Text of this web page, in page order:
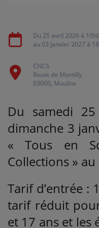
PODCASTS
Agenda
Titres diffusés
Se
Du 25 avril 2026 à
au 03 janvier 2027 à
CNCS
Route de Montilly
03000, Moulins
Du samedi
dimanche 3
« Tous en
Collections »
Tarif d’entrée :
tarif réduit
et 17 ans et les